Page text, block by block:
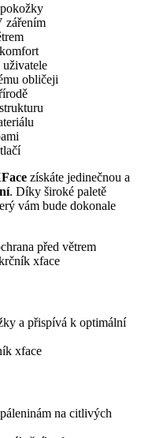
zářením
uživatele
obličeji
získáte jedinečnou a
. Díky široké paletě
vám bude dokonale
a přispívá k optimální
na citlivých